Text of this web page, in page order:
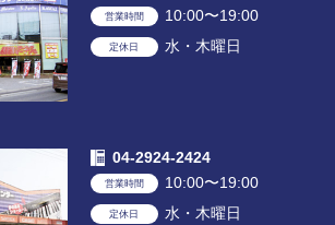
営業時間 10:00〜19:00
定休日 水・木曜日
04-2924-2424
営業時間 10:00〜19:00
定休日 水・木曜日